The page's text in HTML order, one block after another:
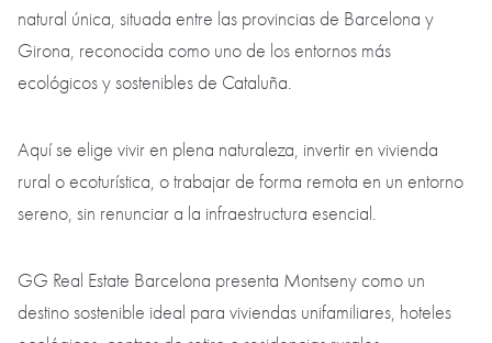
natural única, situada entre las provincias de Barcelona y
Girona, reconocida como uno de los entornos más
ecológicos y sostenibles de Cataluña.
Aquí se elige vivir en plena naturaleza, invertir en vivienda
rural o ecoturística, o trabajar de forma remota en un entorno
sereno, sin renunciar a la infraestructura esencial.
GG Real Estate Barcelona presenta Montseny como un
destino sostenible ideal para viviendas unifamiliares, hoteles